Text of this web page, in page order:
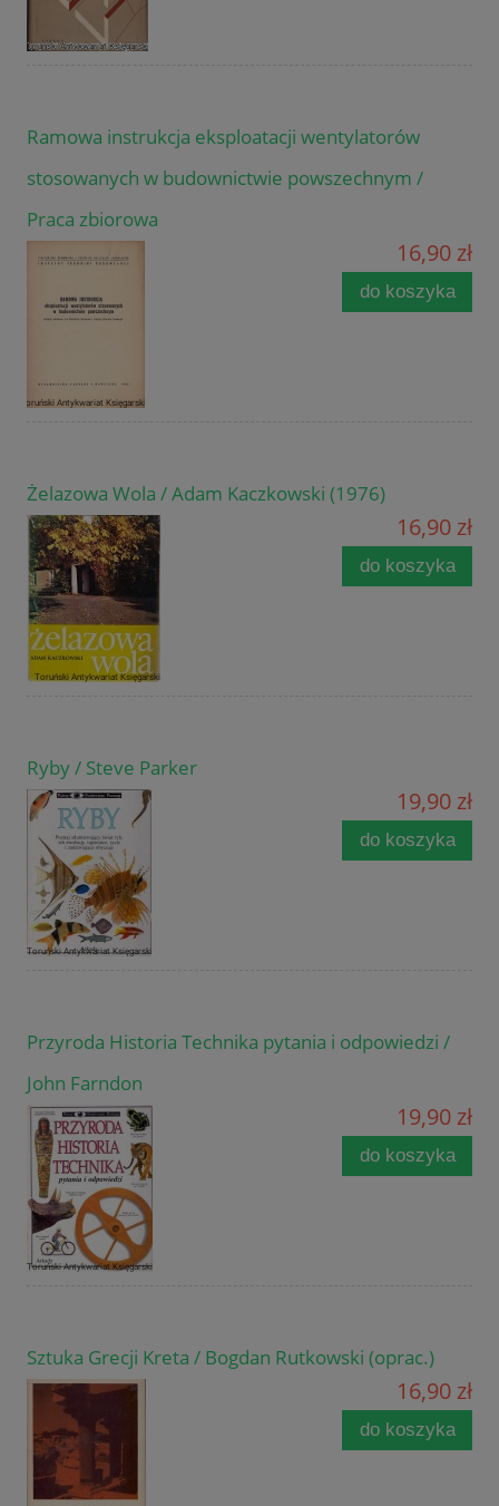
Ramowa instrukcja eksploatacji wentylatorów
stosowanych w budownictwie powszechnym /
Praca zbiorowa
16,90 zł
do koszyka
Żelazowa Wola / Adam Kaczkowski (1976)
16,90 zł
do koszyka
Ryby / Steve Parker
19,90 zł
do koszyka
Przyroda Historia Technika pytania i odpowiedzi /
John Farndon
19,90 zł
do koszyka
Sztuka Grecji Kreta / Bogdan Rutkowski (oprac.)
16,90 zł
do koszyka